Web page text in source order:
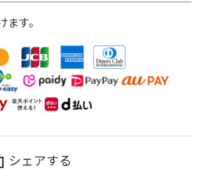
す。
シェアする